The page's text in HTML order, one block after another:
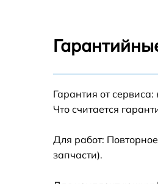
Гарантия от
Что считается
Для работ:
запчасти).